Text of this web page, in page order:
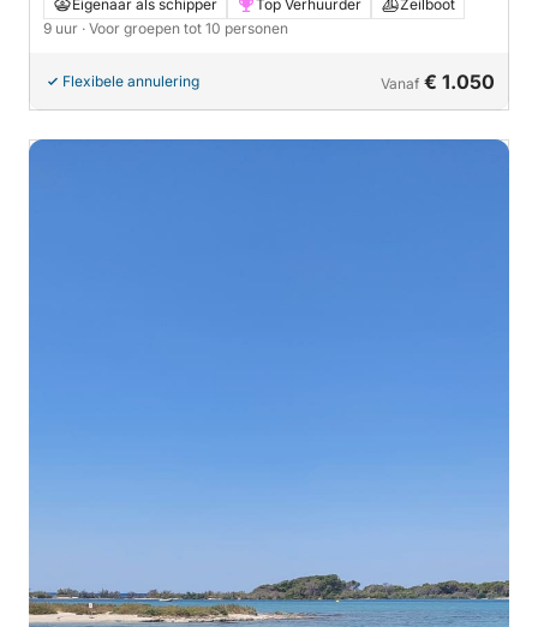
Eigenaar als schipper Top Verhuurder
Zeilboot
9 uur · Voor groepen tot 10 personen
Flexibele annulering Vanaf € 1.050